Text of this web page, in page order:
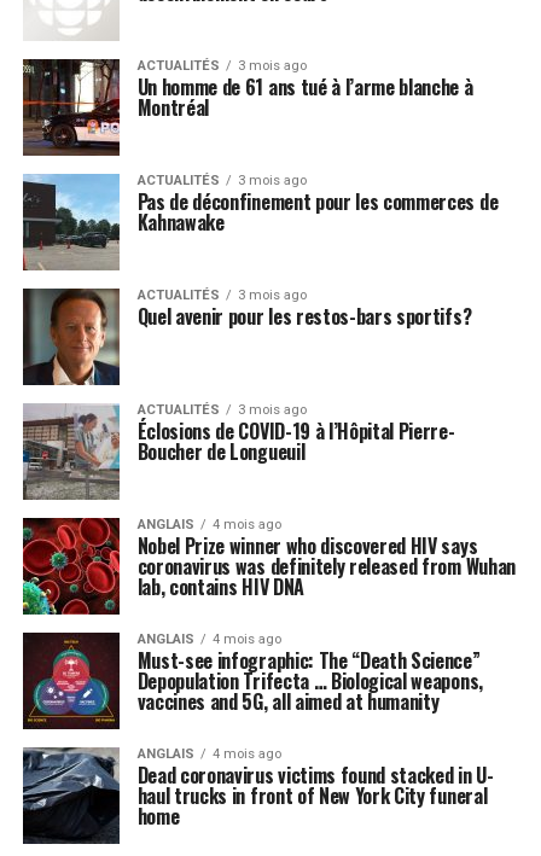
ACTUALITÉS 3 mois ago
Un homme de 61 ans tué à l’arme blanche à
Montréal
ACTUALITÉS 3 mois ago
Pas de déconfinement pour les commerces de
Kahnawake
ACTUALITÉS 3 mois ago
Quel avenir pour les restos-bars sportifs?
ACTUALITÉS 3 mois ago
Éclosions de COVID-19 à l’Hôpital Pierre-
Boucher de Longueuil
ANGLAIS 4 mois ago
Nobel Prize winner who discovered HIV says
coronavirus was definitely released from Wuhan
lab, contains HIV DNA
ANGLAIS 4 mois ago
Must-see infographic: The “Death Science”
Depopulation Trifecta … Biological weapons,
vaccines and 5G, all aimed at humanity
ANGLAIS 4 mois ago
Dead coronavirus victims found stacked in U-
haul trucks in front of New York City funeral
home